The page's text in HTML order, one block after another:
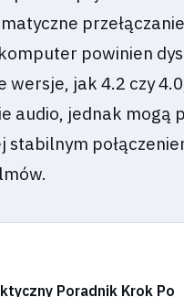
powinien
jak 4.2 czy
audio, jednak mogą
Poradnik Krok Po